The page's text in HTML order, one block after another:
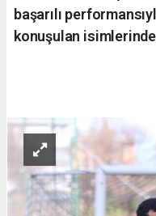
başarılı
konuşulan